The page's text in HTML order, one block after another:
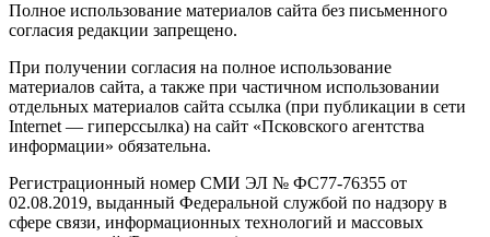
Полное использование материалов сайта без письменного
согласия редакции запрещено.
При получении согласия на полное использование
материалов сайта, а также при частичном использовании
отдельных материалов сайта ссылка (при публикации в сети
Internet — гиперссылка) на сайт «Псковского агентства
информации» обязательна.
Регистрационный номер СМИ ЭЛ № ФС77-76355 от
02.08.2019, выданный Федеральной службой по надзору в
сфере связи, информационных технологий и массовых